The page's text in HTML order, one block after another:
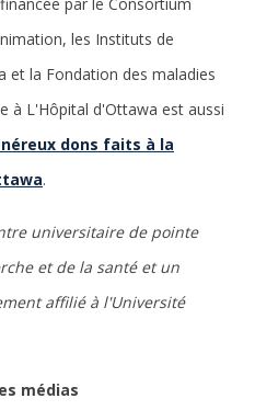
les Instituts de
et la Fondation des maladies
à L'Hôpital d'Ottawa est aussi
dons faits à la
.
universitaire de pointe
et de la santé et un
affilié à l'Université
médias